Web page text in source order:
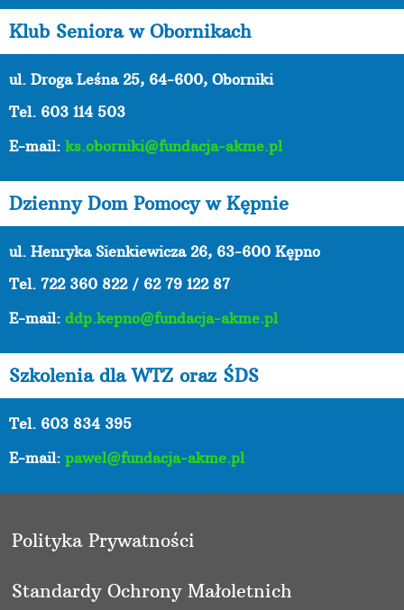
Klub Seniora w Obornikach
ul. Droga Leśna 25, 64-600, Oborniki
Tel. 603 114 503
E-mail: ks.oborniki@fundacja-akme.pl
Dzienny Dom Pomocy w Kępnie
ul. Henryka Sienkiewicza 26, 63-600 Kępno
Tel. 722 360 822 / 62 79 122 87
E-mail: ddp.kepno@fundacja-akme.pl
Szkolenia dla WTZ oraz ŚDS
Tel. 603 834 395
E-mail: pawel@fundacja-akme.pl
Polityka Prywatności
Standardy Ochrony Małoletnich